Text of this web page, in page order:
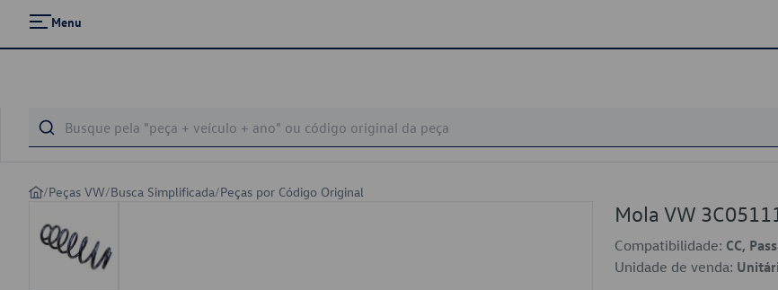
Menu
/Peças VW/Busca Simplificada/Peças por Código Original
Mola VW
Compatibilidade: CC,
Unidade de venda: